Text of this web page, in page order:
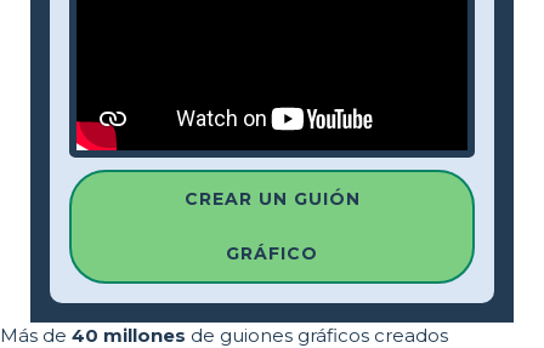
CREAR UN GUIÓN
GRÁFICO
Más de 40 millones de guiones gráficos creados